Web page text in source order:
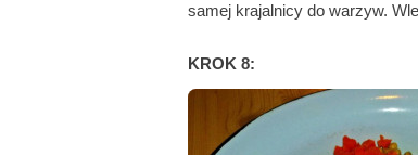
samej krajalnicy do warzyw.
KROK 8: